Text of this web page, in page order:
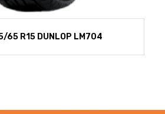
65 R15 DUNLOP LM704